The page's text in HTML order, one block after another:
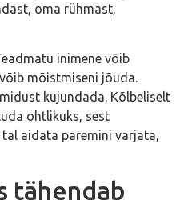
oma rühmast,
inimene võib
mõistmiseni jõuda.
kujundada. Kõlbeliselt
ohtlikuks, sest
aidata paremini varjata,
tähendab